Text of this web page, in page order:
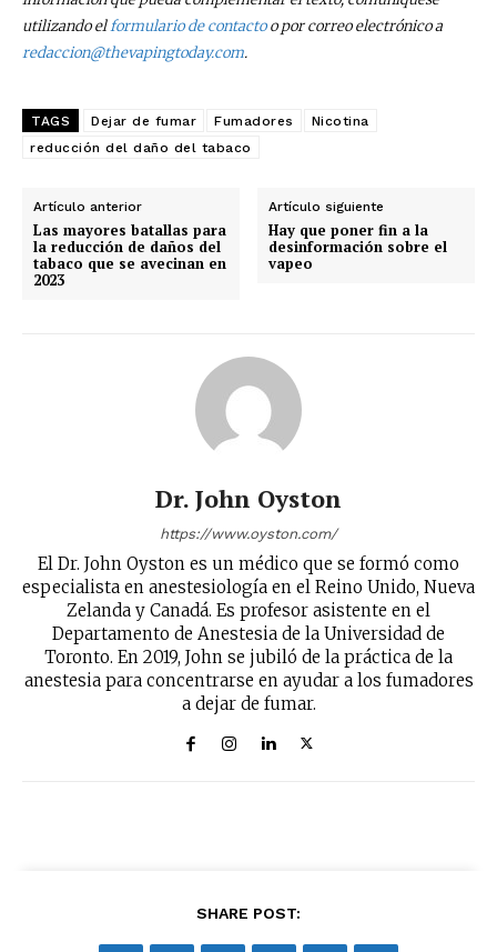
utilizando elformulario de contactoo por correo electrónico a
redaccion@thevapingtoday.com.
TAGS Dejar de fumar Fumadores
Nicotina
reducción del daño del tabaco
Artículo anterior
Las mayores batallas para
la reducción de daños del
tabaco que se avecinan en
2023
Artículo siguiente
Hay que poner fin a la
desinformación sobre el
vapeo
Dr. John Oyston
https://www.oyston.com/
El Dr. John Oyston es un médico que se formó como
especialista en anestesiología en el Reino Unido, Nueva
Zelanda y Canadá. Es profesor asistente en el
Departamento de Anestesia de la Universidad de
Toronto. En 2019, John se jubiló de la práctica de la
anestesia para concentrarse en ayudar a los fumadores
a dejar de fumar.
SHARE POST: